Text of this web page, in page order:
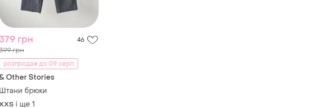
Штани брюки
XХS
TOP